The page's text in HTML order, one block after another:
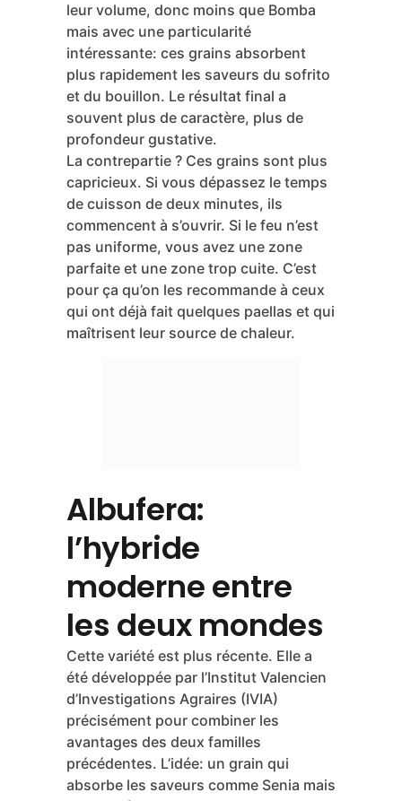
leur volume, donc moins que Bomba
mais avec une particularité
intéressante: ces grains absorbent
plus rapidement les saveurs du sofrito
et du bouillon. Le résultat final a
souvent plus de caractère, plus de
profondeur gustative.
La contrepartie ? Ces grains sont plus
capricieux. Si vous dépassez le temps
de cuisson de deux minutes, ils
commencent à s’ouvrir. Si le feu n’est
pas uniforme, vous avez une zone
parfaite et une zone trop cuite. C’est
pour ça qu’on les recommande à ceux
qui ont déjà fait quelques paellas et qui
maîtrisent leur source de chaleur.
Albufera:
l’hybride
moderne entre
les deux mondes